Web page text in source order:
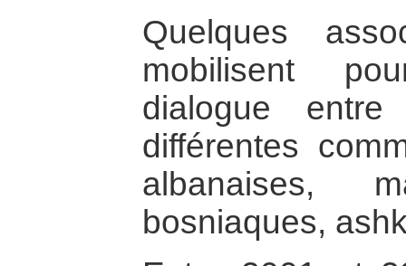
Quelques
mobilisent
dialogue
différentes
albanaises,
bosniaques,